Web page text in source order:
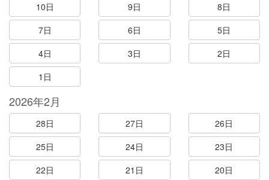
10日
9日
8日
7日
6日
5日
4日
3日
2日
1日
2026年2月
28日 27日
26日
25日
24日
23日
22日
21日
20日